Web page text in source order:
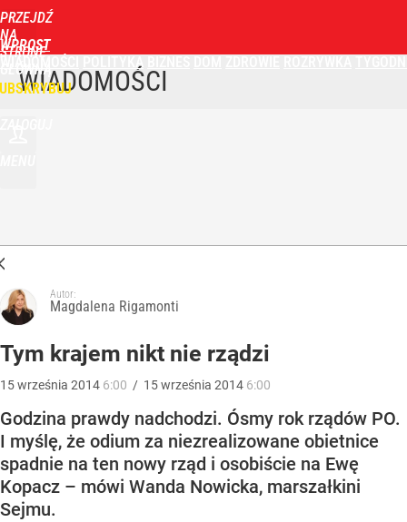
PRZEJDŹ
NA
STRONĘ
GŁÓWNĄ
WPROST
POLITYKA
WIADOMOŚCI
Autor:
Magdalena Rigamonti
Tym krajem nikt nie rządzi
15września 2014 6:00 / 15września 2014 6:00
Godzina prawdy nadchodzi. Ósmy rok rządów PO.
I myślę, że odium za niezrealizowane obietnice
spadnie na ten nowy rząd i osobiście na Ewę
Kopacz – mówi Wanda Nowicka, marszałkini
Sejmu.